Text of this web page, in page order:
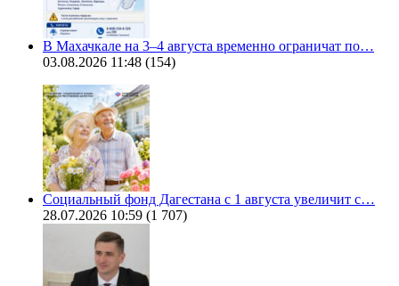
В Махачкале на 3–4 августа временно ограничат по…
03.08.2026 11:48 (154)
Социальный фонд Дагестана с 1 августа увеличит с…
28.07.2026 10:59 (1 707)